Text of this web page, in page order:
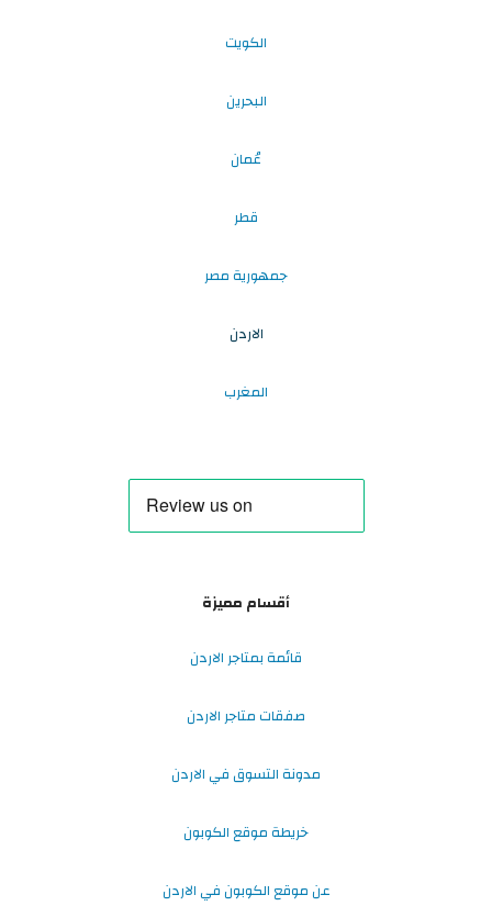
الكويت
البحرين
عُمان
قطر
جمهورية مصر
الاردن
المغرب
أقسام مميزة
قائمة بمتاجر الاردن
صفقات متاجر الاردن
مدونة التسوق في الاردن
خريطة موقع الكوبون
عن موقع الكوبون في الاردن